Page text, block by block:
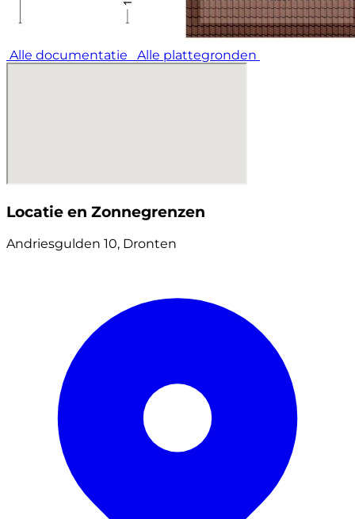
Alle documentatie Alle plattegronden
Locatie en Zonnegrenzen
Andriesgulden 10, Dronten